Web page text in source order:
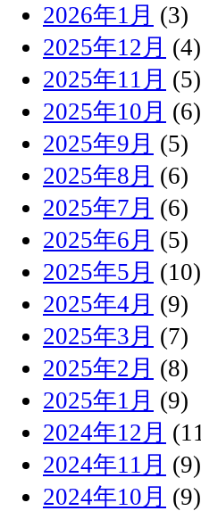
2026年1月 (3)
2025年12月 (4)
2025年11月 (5)
2025年10月 (6)
2025年9月 (5)
2025年8月 (6)
2025年7月 (6)
2025年6月 (5)
2025年5月 (10)
2025年4月 (9)
2025年3月 (7)
2025年2月 (8)
2025年1月 (9)
2024年12月
2024年11月 (9)
2024年10月 (9)